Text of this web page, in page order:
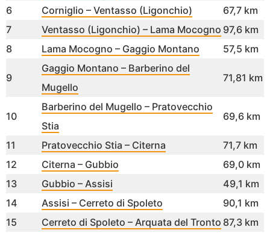
6
Corniglio – Ventasso (Ligonchio)
67,7 km
7
Ventasso (Ligonchio) – Lama Mocogno 97,6 km
8
Lama Mocogno – Gaggio Montano 57,5 km
9
Gaggio Montano – Barberino del
Mugello
71,81 km
10
Barberino del Mugello – Pratovecchio
Stia
69,6 km
11 Pratovecchio Stia – Citerna
71,7 km
12
Citerna – Gubbio
69,0 km
13
Gubbio – Assisi
49,1 km
14
Assisi – Cerreto di Spoleto
90,1 km
15
Cerreto di Spoleto – Arquata del Tronto 87,3 km